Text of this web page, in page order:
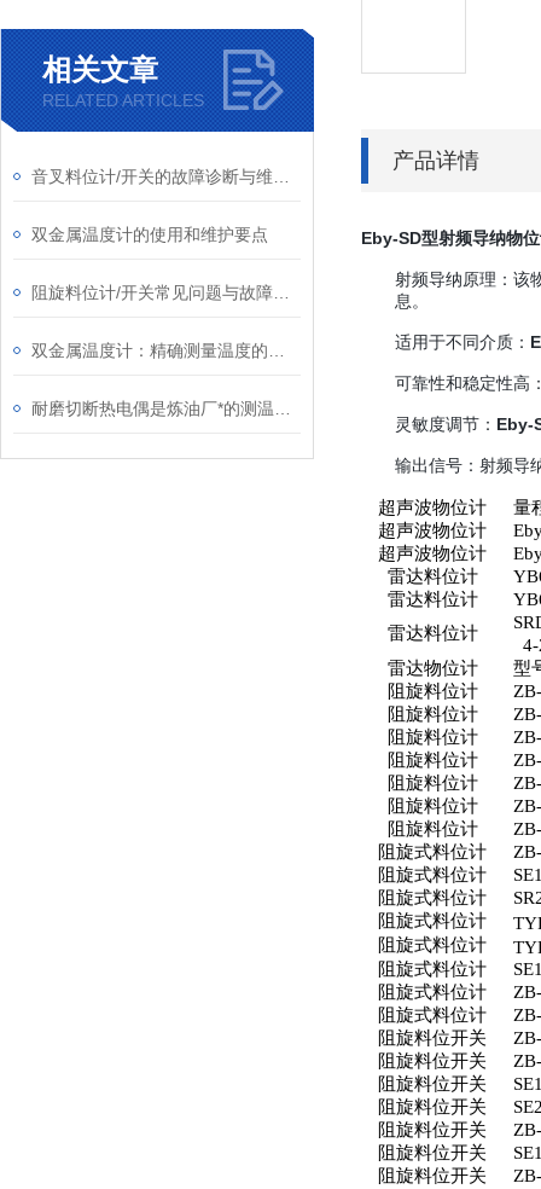
相关文章
RELATED ARTICLES
双金属温度计的使用和维护要点
产品详情
Eby-SD型射频导纳物
射频导纳原理：该
息。
适用于不同介质：
可靠性和稳定性高
灵敏度调节： Eby-
输出信号：射频导
超声波物位计
量
超声波物位计
超声波物位计
雷达料位计
雷达料位计
雷达料位计
雷达物位计
型
阻旋料位计
阻旋料位计
阻旋料位计
阻旋料位计
阻旋料位计
阻旋料位计
阻旋料位计
阻旋式料位计
阻旋式料位计
阻旋式料位计
阻旋式料位计
阻旋式料位计
阻旋式料位计
阻旋式料位计
阻旋式料位计
阻旋料位开关
阻旋料位开关
阻旋料位开关
阻旋料位开关
阻旋料位开关
阻旋料位开关
阻旋料位开关